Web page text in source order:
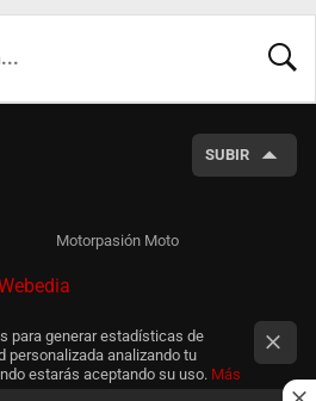
SUBIR
Motorpasión Moto
para generar estadísticas de
personalizada analizando tu
estarás aceptando su uso. Más